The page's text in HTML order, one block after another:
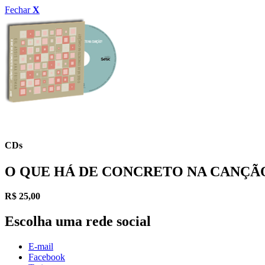
FecharX
CDs
O QUE HÁ DE CONCRETO NA
R$ 25,00
Escolha uma rede social
E-mail
Facebook